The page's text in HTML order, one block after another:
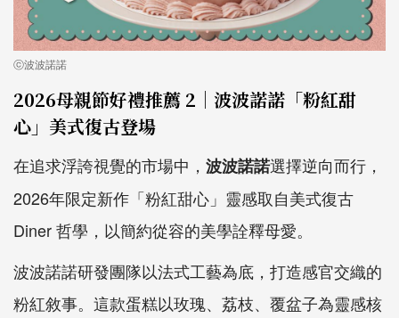
ⓒ波波諾諾
2026母親節好禮推薦 2｜波波諾諾「粉紅甜
心」美式復古登場
在追求浮誇視覺的市場中， 波波諾諾選擇逆向而行，
2026年限定新作「粉紅甜心」靈感取自美式復古
Diner 哲學，以簡約從容的美學詮釋母愛。
波波諾諾研發團隊以法式工藝為底，打造感官交織的
粉紅敘事。這款蛋糕以玫瑰、荔枝、覆盆子為靈感核